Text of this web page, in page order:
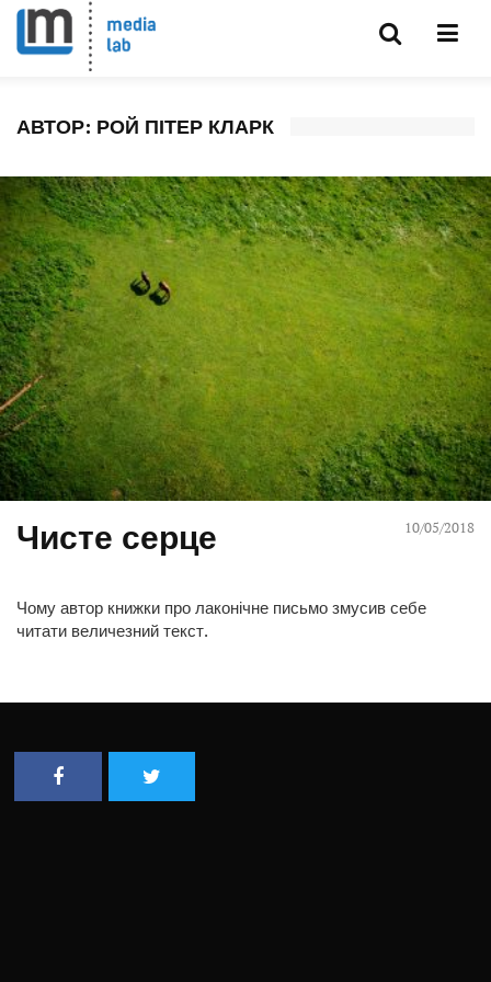
АВТОР: РОЙ ПІТЕР КЛАРК
10/05/2018
Чисте серце
Чому автор книжки про лаконічне письмо змусив себе
читати величезний текст.